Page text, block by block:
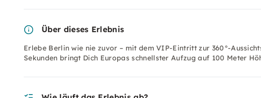
Über dieses Erlebnis
Erlebe Berlin wie nie zuvor – mit dem VIP-Eintritt zur 360°-
Sekunden bringt Dich Europas schnellster Aufzug auf 100 Meter